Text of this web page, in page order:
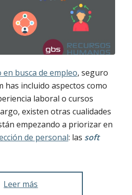
en busca de empleo, seguro
has incluido aspectos como
laboral o cursos
existen otras cualidades
empezando a priorizar en
de personal: las soft
Leer más